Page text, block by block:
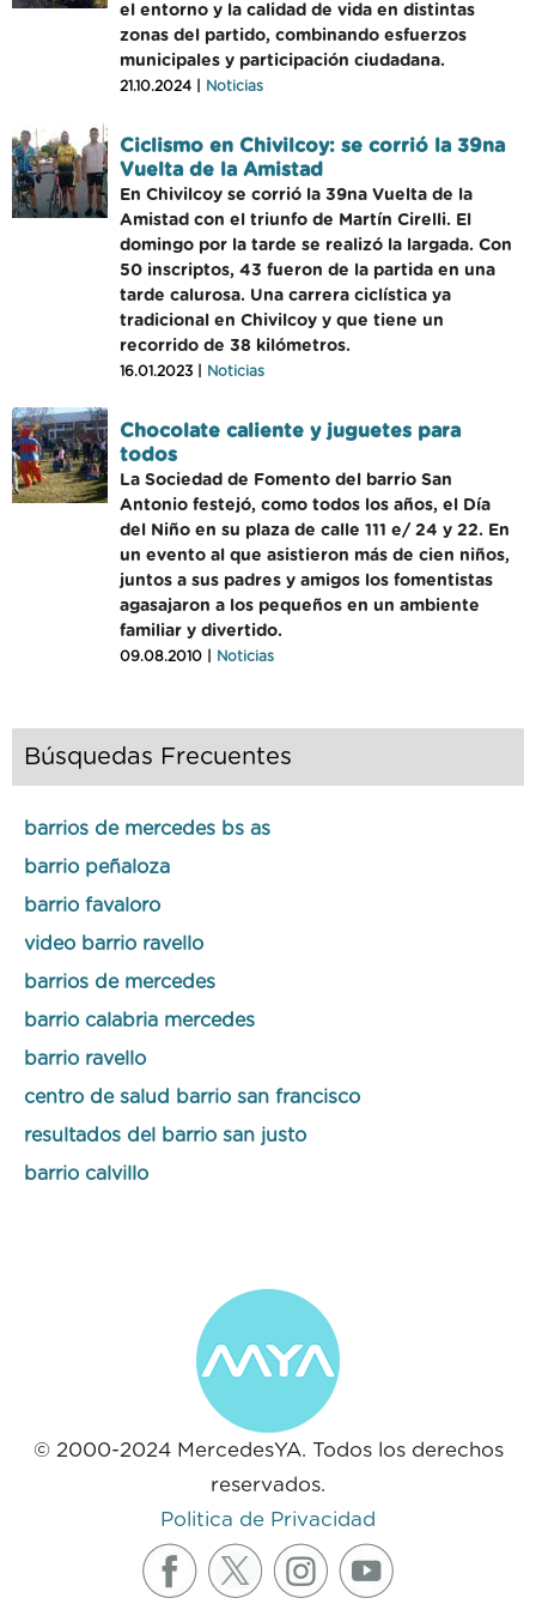
el entorno y la calidad de vida en distintas
zonas del partido, combinando esfuerzos
municipales y participación ciudadana.
21.10.2024 | Noticias
Ciclismo en Chivilcoy: se corrió la 39na
Vuelta de la Amistad
En Chivilcoy se corrió la 39na Vuelta de la
Amistad con el triunfo de Martín Cirelli. El
domingo por la tarde se realizó la largada. Con
50 inscriptos, 43 fueron de la partida en una
tarde calurosa. Una carrera ciclística ya
tradicional en Chivilcoy y que tiene un
recorrido de 38 kilómetros.
16.01.2023 | Noticias
Chocolate caliente y juguetes para
todos
La Sociedad de Fomento del barrio San
Antonio festejó, como todos los años, el Día
del Niño en su plaza de calle 111 e/ 24 y 22. En
un evento al que asistieron más de cien niños,
juntos a sus padres y amigos los fomentistas
agasajaron a los pequeños en un ambiente
familiar y divertido.
09.08.2010 | Noticias
Búsquedas Frecuentes
barrios de mercedes bs as
barrio peñaloza
barrio favaloro
video barrio ravello
barrios de mercedes
barrio calabria mercedes
barrio ravello
centro de salud barrio san francisco
resultados del barrio san justo
barrio calvillo
© 2000-2024 MercedesYA. Todos los derechos
reservados.
Politica de Privacidad